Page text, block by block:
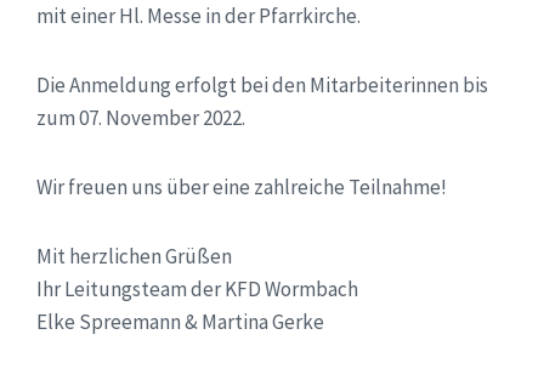
mit einer Hl. Messe in der Pfarrkirche.
Die Anmeldung erfolgt bei den Mitarbeiterinnen bis
zum 07. November 2022.
Wir freuen uns über eine zahlreiche Teilnahme!
Mit herzlichen Grüßen
Ihr Leitungsteam der KFD Wormbach
Elke Spreemann & Martina Gerke